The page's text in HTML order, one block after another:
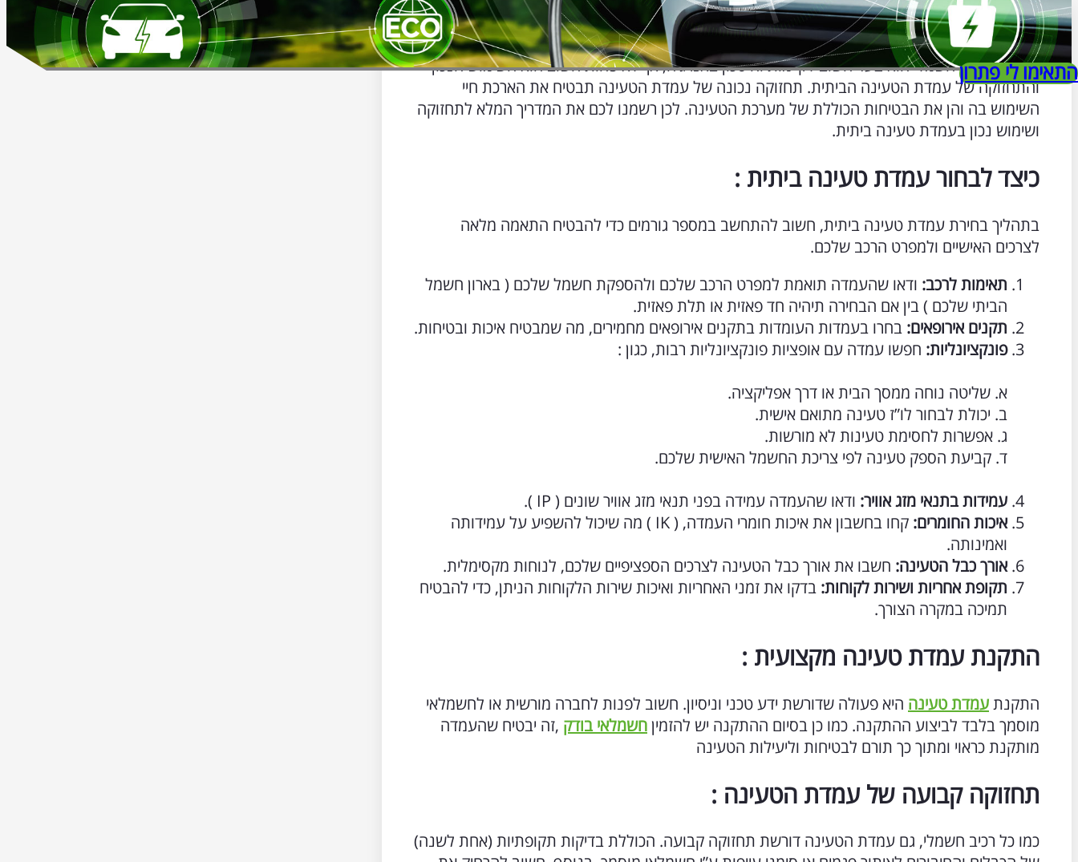
המעבר לרכב חשמלי הוא צעד חשוב לקיימות וחיסכון באנרגיה, אך לא פחות חשוב הוא השימוש הנכון
והתחזוקה של עמדת הטעינה הביתית. תחזוקה נכונה של עמדת הטעינה תבטיח את הארכת חיי
השימוש בה והן את הבטיחות הכוללת של מערכת הטעינה. לכן רשמנו לכם את המדריך המלא לתחזוקה
ושימוש נכון בעמדת טעינה ביתית.
כיצד לבחור עמדת טעינה ביתית :
בתהליך בחירת עמדת טעינה ביתית, חשוב להתחשב במספר גורמים כדי להבטיח התאמה מלאה
לצרכים האישיים ולמפרט הרכב שלכם.
תאימות לרכב: ודאו שהעמדה תואמת למפרט הרכב שלכם ולהספקת חשמל שלכם ( בארון חשמל
הביתי שלכם ) בין אם הבחירה תיהיה חד פאזית או תלת פאזית.
תקנים אירופאים: בחרו בעמדות העומדות בתקנים אירופאים מחמירים, מה שמבטיח איכות ובטיחות.
פונקציונליות: חפשו עמדה עם אופציות פונקציונליות רבות, כגון :
א. שליטה נוחה ממסך הבית או דרך אפליקציה.
ב. יכולת לבחור לו”ז טעינה מתואם אישית.
ג. אפשרות לחסימת טעינות לא מורשות.
ד. קביעת הספק טעינה לפי צריכת החשמל האישית שלכם.
עמידות בתנאי מזג אוויר: ודאו שהעמדה עמידה בפני תנאי מזג אוויר שונים ( IP ).
איכות החומרים:
קחו בחשבון את איכות חומרי העמדה, ( IK ) מה שיכול להשפיע על עמידותה
ואמינותה.
אורך כבל הטעינה: חשבו את אורך כבל הטעינה לצרכים הספציפיים שלכם, לנוחות מקסימלית.
תקופת אחריות ושירות לקוחות: בדקו את זמני האחריות ואיכות שירות הלקוחות הניתן, כדי להבטיח
תמיכה במקרה הצורך.
התקנת עמדת טעינה מקצועית :
התקנתעמדת טעינה היא פעולה שדורשת ידע טכני וניסיון. חשוב לפנות לחברה מורשית או לחשמלאי
מוסמך בלבד לביצוע ההתקנה. כמו כן בסיום ההתקנה יש להזמיןחשמלאי בודק ,זה יבטיח שהעמדה
מותקנת כראוי ומתוך כך תורם לבטיחות וליעילות הטעינה
תחזוקה קבועה של עמדת הטעינה :
כמו כל רכיב חשמלי, גם עמדת הטעינה דורשת תחזוקה קבועה. הכוללת בדיקות תקופתיות (אחת לשנה)
התאימו לי פתרון